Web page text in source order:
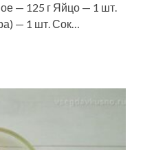
— 125 г Яйцо — 1 шт.
— 1 шт. Сок…